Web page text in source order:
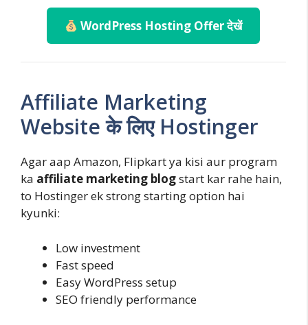
WordPress Hosting Offer देखें
Affiliate Marketing
Website के लिए Hostinger
Agar aap Amazon, Flipkart ya kisi aur program
ka affiliate marketing blogstart kar rahe hain,
to Hostinger ek strong starting option hai
kyunki:
Low investment
Fast speed
Easy WordPress setup
SEO friendly performance